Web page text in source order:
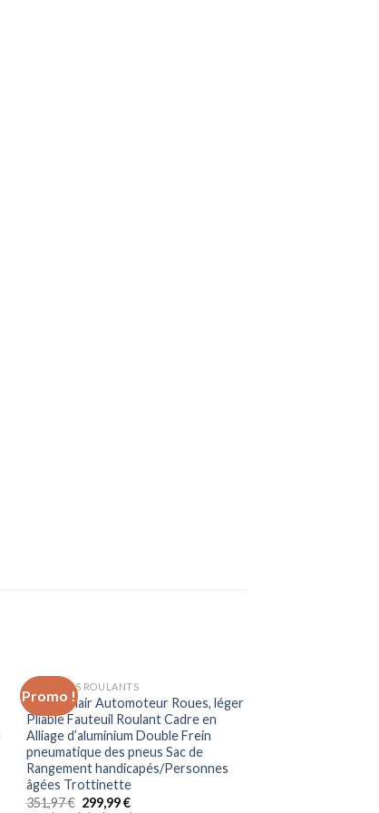
Promo !
Ajouter
à la liste
d’envies
FAUTEUILS ROULANTS
Wheelchair Automoteur Roues, léger
Pliable Fauteuil Roulant Cadre en
Alliage d’aluminium Double Frein
pneumatique des pneus Sac de
Rangement handicapés/Personnes
âgées Trottinette
351,97€ 299,99€